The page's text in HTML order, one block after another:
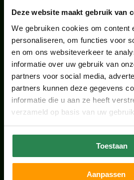
Deze website maakt gebruik van
We gebruiken cookies om content
personaliseren, om functies voor
en om ons websiteverkeer te
informatie over uw gebruik van
partners voor social media,
partners kunnen deze gegevens
informatie die u aan ze heeft
verzameld op basis van uw
Toestaan
Aanpassen
UNION HOUSE
juli 28, 2026
ONS TEAM GROEIT
juni 17, 2026